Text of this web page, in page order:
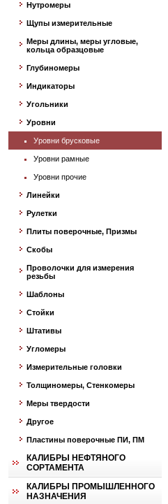
Нутромеры
Щупы измерительные
Меры длины, меры угловые,
кольца образцовые
Глубиномеры
Индикаторы
Угольники
Уровни
Уровни брусковые
Уровни рамные
Уровни прочие
Линейки
Рулетки
Плиты поверочные, Призмы
Скобы
Проволочки для измерения
резьбы
Шаблоны
Стойки
Штативы
Угломеры
Измерительные головки
Толщиномеры, Стенкомеры
Меры твердости
Другое
Пластины поверочные ПИ, ПМ
КАЛИБРЫ НЕФТЯНОГО
СОРТАМЕНТА
КАЛИБРЫ ПРОМЫШЛЕННОГО
НАЗНАЧЕНИЯ